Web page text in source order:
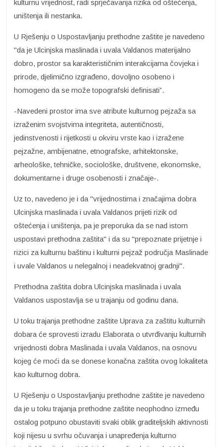
kulturnu vrijednost, radi sprječavanja rizika od oštećenja,
uništenja ili nestanka.
U Rješenju o Uspostavljanju prethodne zaštite je navedeno
"da je Ulcinjska maslinada i uvala Valdanos materijalno
dobro, prostor sa karakterističnim interakcijama čovjeka i
prirode, djelimično izgrađeno, dovoljno osobeno i
homogeno da se može topografski definisati”.
-Navedeni prostor ima sve atribute kulturnog pejzaža sa
izraženim svojstvima integriteta, autentičnosti,
jedinstvenosti i rijetkosti u okviru vrste kao i izražene
pejzažne, ambijenatne, etnografske, arhitektonske,
arheološke, tehničke, sociološke, društvene, ekonomske,
dokumentarne i druge osobenosti i značaje-.
Uz to, navedeno je i da "vrijednostima i značajima dobra
Ulcinjska maslinada i uvala Valdanos prijeti rizik od
oštećenja i uništenja, pa je preporuka da se nad istom
uspostavi prethodna zaštita" i da su "prepoznate prijetnje i
rizici za kulturnu baštinu i kulturni pejzaž područja Maslinade
i uvale Valdanos u nelegalnoj i neadekvatnoj gradnji".
Prethodna zaštita dobra Ulcinjska maslinada i uvala
Valdanos uspostavlja se u trajanju od godinu dana.
U toku trajanja prethodne zaštite Uprava za zaštitu kulturnih
dobara će sprovesti izradu Elaborata o utvrđivanju kulturnih
vrijednosti dobra Maslinada i uvala Valdanos, na osnovu
kojeg će moći da se donese konačna zaštita ovog lokaliteta
kao kulturnog dobra.
U Rješenju o Uspostavljanju prethodne zaštite je navedeno
da je u toku trajanja prethodne zaštite neophodno između
ostalog potpuno obustaviti svaki oblik graditeljskih aktivnosti
koji nijesu u svrhu očuvanja i unapređenja kulturno